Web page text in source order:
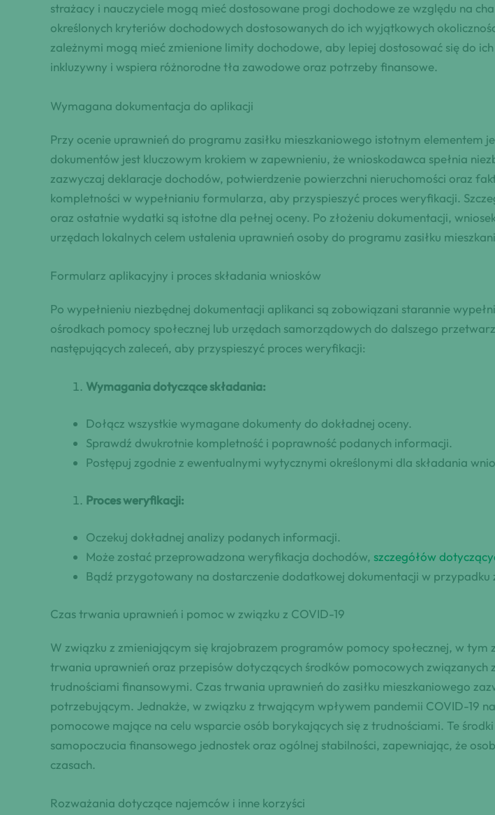
strażacy i nauczyciele mogą mieć dostosowane progi dochodowe ze względu na
określonych kryteriów dochodowych dostosowanych do ich wyjątkowych
zależnymi mogą mieć zmienione limity dochodowe, aby lepiej dostosować się do
inkluzywny i wspiera różnorodne tła zawodowe oraz potrzeby finansowe.
Wymagana dokumentacja do aplikacji
Przy ocenie uprawnień do programu zasiłku mieszkaniowego istotnym
dokumentów jest kluczowym krokiem w zapewnieniu, że wnioskodawca spełnia
zazwyczaj deklaracje dochodów, potwierdzenie powierzchni nieruchomości oraz
kompletności w wypełnianiu formularza, aby przyspieszyć proces weryfikacji.
oraz ostatnie wydatki są istotne dla pełnej oceny. Po złożeniu dokumentacji,
urzędach lokalnych celem ustalenia uprawnień osoby do programu zasiłku
Formularz aplikacyjny i proces składania wniosków
Po wypełnieniu niezbędnej dokumentacji aplikanci są zobowiązani starannie
ośrodkach pomocy społecznej lub urzędach samorządowych do dalszego
następujących zaleceń, aby przyspieszyć proces weryfikacji:
Wymagania dotyczące składania:
Dołącz wszystkie wymagane dokumenty do dokładnej oceny.
Sprawdź dwukrotnie kompletność i poprawność podanych informacji.
Postępuj zgodnie z ewentualnymi wytycznymi określonymi dla składania
Proces weryfikacji:
Oczekuj dokładnej analizy podanych informacji.
Może zostać przeprowadzona weryfikacja dochodów, szczegółów
Bądź przygotowany na dostarczenie dodatkowej dokumentacji w przypadku
Czas trwania uprawnień i pomoc w związku z COVID-19
W związku z zmieniającym się krajobrazem programów pomocy społecznej, w tym
trwania uprawnień oraz przepisów dotyczących środków pomocowych
trudnościami finansowymi. Czas trwania uprawnień do zasiłku mieszkaniowego
potrzebującym. Jednakże, w związku z trwającym wpływem pandemii COVID-19
pomocowe mające na celu wsparcie osób borykających się z trudnościami. Te
samopoczucia finansowego jednostek oraz ogólnej stabilności, zapewniając, że
czasach.
Rozważania dotyczące najemców i inne korzyści